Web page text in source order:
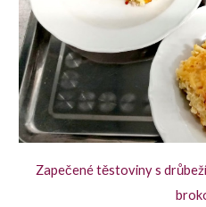
Zapečené těstoviny s